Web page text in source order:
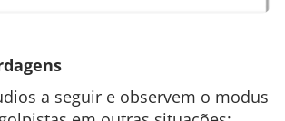
a seguir e observem o modus